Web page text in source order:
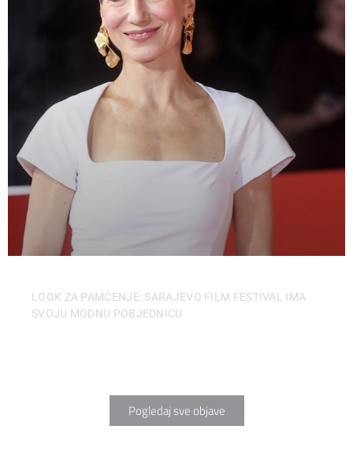
LOOK ZA PAMĆENJE: SARAJEVO FILM FESTIVAL IMA
SVOJU MODNU POBJEDNICU
Pogledaj sve objave